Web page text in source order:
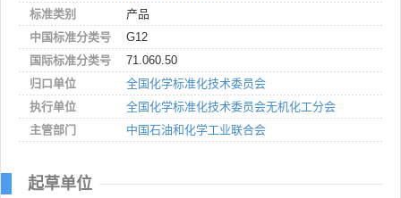
标准类别
产品
中国标准分类号
G12
国际标准分类号
71.060.50
归口单位
全国化学标准化技术委员会
执行单位
全国化学标准化技术委员会无机化工分会
主管部门
中国石油和化学工业联合会
起草单位